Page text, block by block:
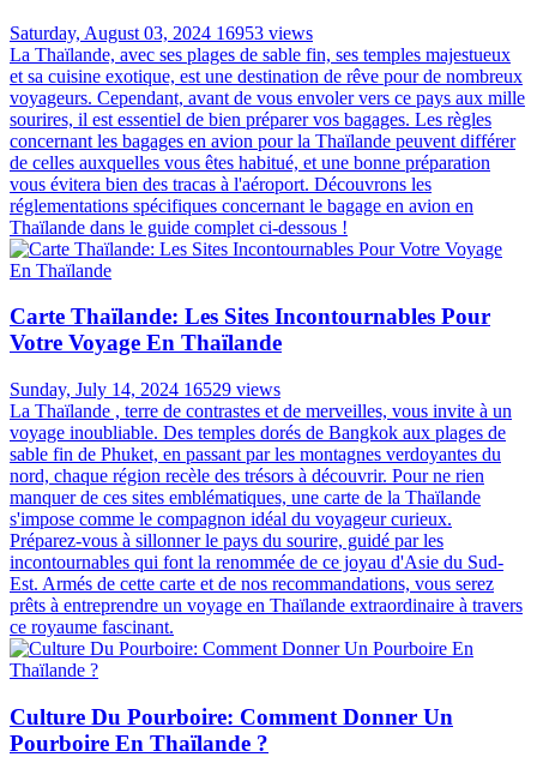
Saturday, August 03, 2024 16953 views
La Thaïlande, avec ses plages de sable fin, ses temples majestueux
et sa cuisine exotique, est une destination de rêve pour de nombreux
voyageurs. Cependant, avant de vous envoler vers ce pays aux mille
sourires, il est essentiel de bien préparer vos bagages. Les règles
concernant les bagages en avion pour la Thaïlande peuvent différer
de celles auxquelles vous êtes habitué, et une bonne préparation
vous évitera bien des tracas à l'aéroport. Découvrons les
réglementations spécifiques concernant le bagage en avion en
Thaïlande dans le guide complet ci-dessous !
Carte Thaïlande: Les Sites Incontournables Pour
Votre Voyage En Thaïlande
Sunday, July 14, 2024 16529 views
La Thaïlande , terre de contrastes et de merveilles, vous invite à un
voyage inoubliable. Des temples dorés de Bangkok aux plages de
sable fin de Phuket, en passant par les montagnes verdoyantes du
nord, chaque région recèle des trésors à découvrir. Pour ne rien
manquer de ces sites emblématiques, une carte de la Thaïlande
s'impose comme le compagnon idéal du voyageur curieux.
Préparez-vous à sillonner le pays du sourire, guidé par les
incontournables qui font la renommée de ce joyau d'Asie du Sud-
Est. Armés de cette carte et de nos recommandations, vous serez
prêts à entreprendre un voyage en Thaïlande extraordinaire à travers
ce royaume fascinant.
Culture Du Pourboire: Comment Donner Un
Pourboire En Thaïlande ?